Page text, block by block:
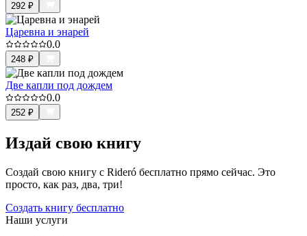
292 ₽
Царевна и энарей
0.0
248 ₽
Две капли под дождем
0.0
252 ₽
Издай свою книгу
Создай свою книгу с Rideró бесплатно прямо сейчас. Это
просто, как раз, два, три!
Создать книгу бесплатно
Наши услуги